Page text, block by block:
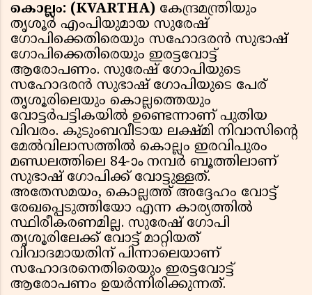
കൊല്ലം: (KVARTHA) കേന്ദ്രമന്ത്രിയും
തൃശൂർ എംപിയുമായ സുരേഷ്
ഗോപിക്കെതിരെയും സഹോദരൻ സുഭാഷ്
ഗോപിക്കെതിരെയും ഇരട്ടവോട്ട്
ആരോപണം. സുരേഷ് ഗോപിയുടെ
സഹോദരൻ സുഭാഷ് ഗോപിയുടെ പേര്
തൃശൂരിലെയും കൊല്ലത്തെയും
വോട്ടർപട്ടികയിൽ ഉണ്ടെന്നാണ് പുതിയ
വിവരം. കുടുംബവീടായ ലക്ഷ്മി നിവാസിന്റെ
മേൽവിലാസത്തിൽ കൊല്ലം ഇരവിപുരം
മണ്ഡലത്തിലെ 84-ാം നമ്പർ ബൂത്തിലാണ്
സുഭാഷ് ഗോപിക്ക് വോട്ടുള്ളത്.
അതേസമയം, കൊല്ലത്ത് അദ്ദേഹം വോട്ട്
രേഖപ്പെടുത്തിയോ എന്ന കാര്യത്തിൽ
സ്ഥിരീകരണമില്ല. സുരേഷ് ഗോപി
തൃശൂരിലേക്ക് വോട്ട് മാറ്റിയത്
വിവാദമായതിന് പിന്നാലെയാണ്
സഹോദരനെതിരെയും ഇരട്ടവോട്ട്
ആരോപണം ഉയർന്നിരിക്കുന്നത്.